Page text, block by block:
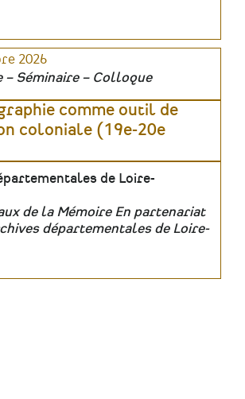
2026
– Séminaire – Colloque
comme outil de
coloniale (19e-20e
de Loire-
de la Mémoire En partenariat
départementales de Loire-